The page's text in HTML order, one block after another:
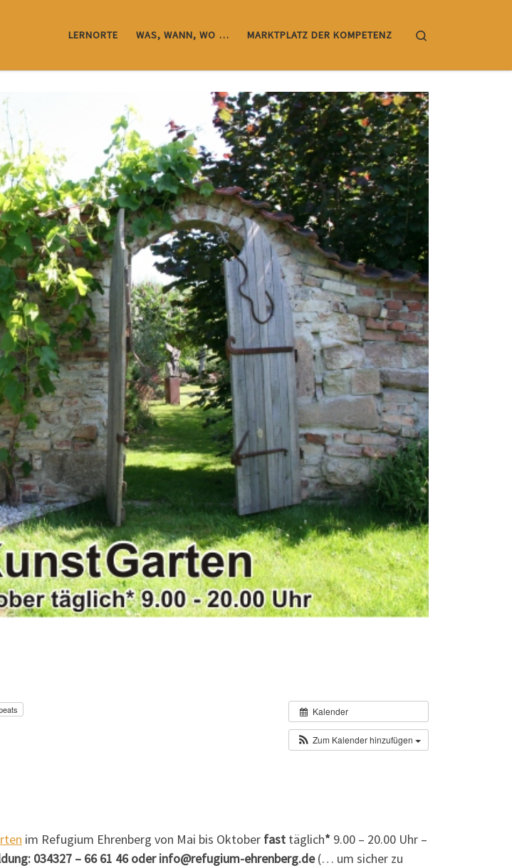
LERNORTE WAS, WANN, WO … MARKTPLATZ DER KOMPETENZ
Kalender
Zum Kalender hinzufügen
im Refugium Ehrenberg von Mai bis Oktober fast täglich* 9.00 – 20.00 Uhr –
034327 – 66 61 46 oder info@refugium-ehrenberg.de(… um sicher zu